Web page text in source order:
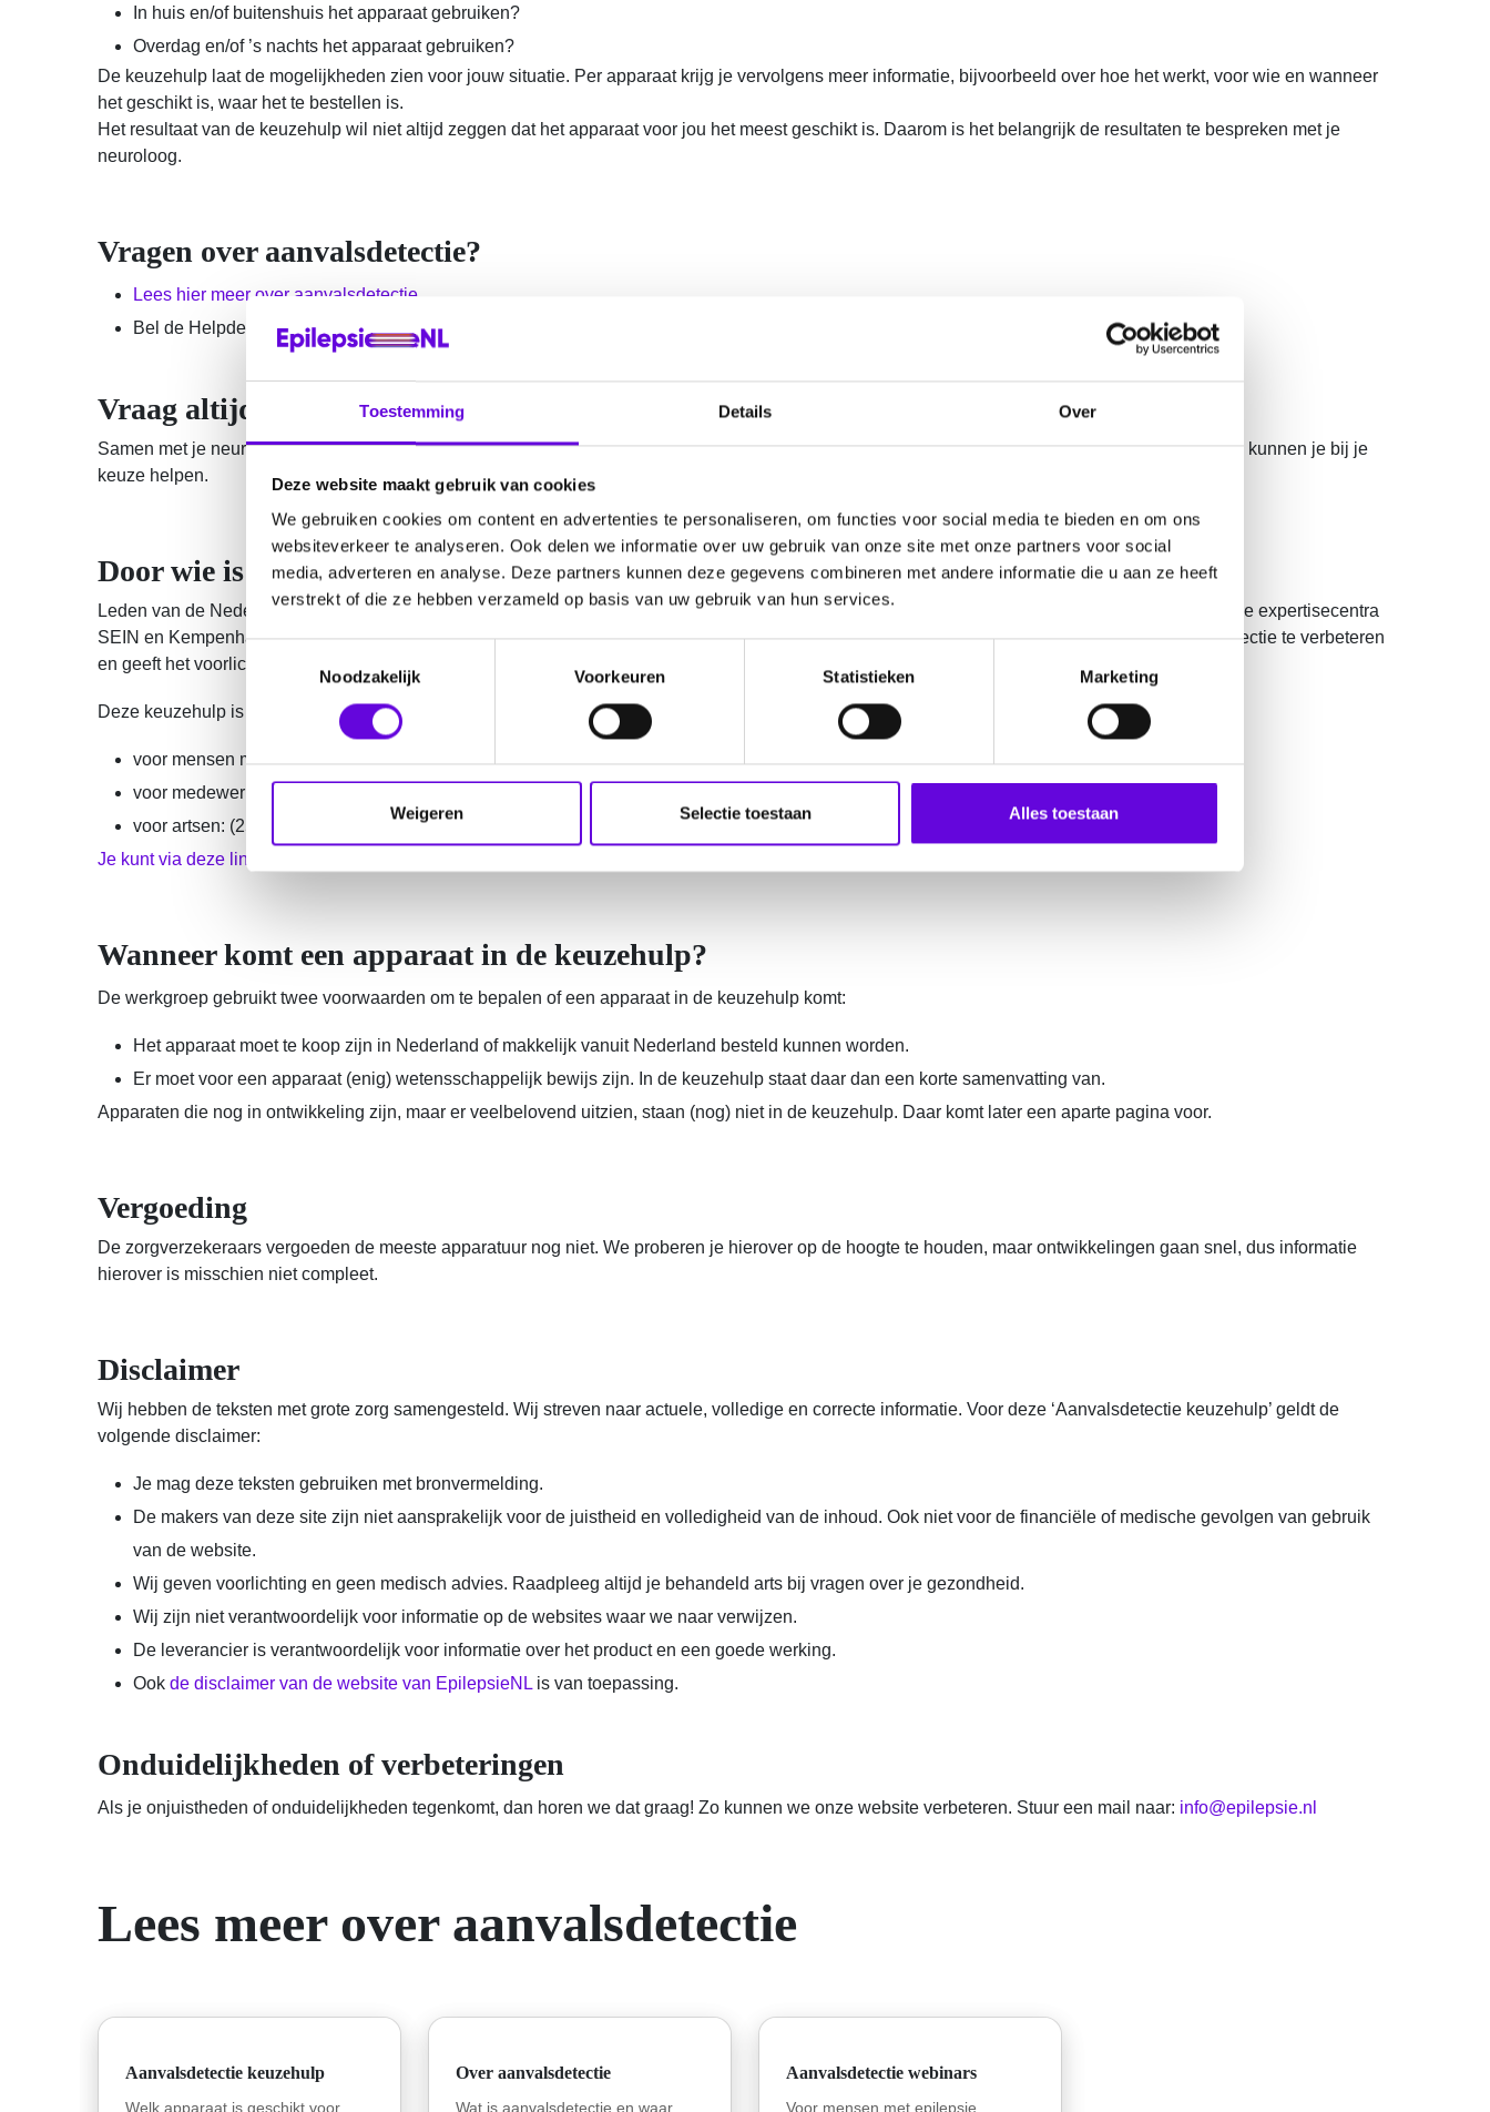
Toestemming Details Over
Deze website maakt gebruik van cookies
We gebruiken cookies om content en advertenties te personaliseren, om functies voor social media te bieden en om ons
websiteverkeer te analyseren. Ook delen we informatie over uw gebruik van onze site met onze partners voor social
media, adverteren en analyse. Deze partners kunnen deze gegevens combineren met andere informatie die u aan ze heeft
verstrekt of die ze hebben verzameld op basis van uw gebruik van hun services.
t
m
i
s
e
e
c
t
Noodzakelijk Voorkeuren Statistieken Marketing
Weigeren Selectie toestaan Alles toestaan
In huis en/of buitenshuis het apparaat gebruiken?
Overdag en/of ’s nachts het apparaat gebruiken?
De keuzehulp laat de mogelijkheden zien voor jouw situatie. Per apparaat krijg je vervolgens meer informatie, bijvoorbeeld over hoe het werkt, voor wie en wanneer
het geschikt is, waar het te bestellen is.
Het resultaat van de keuzehulp wil niet altijd zeggen dat het apparaat voor jou het meest geschikt is. Daarom is het belangrijk de resultaten te bespreken met je
neuroloog.
Vragen over aanvalsdetectie?
Lees hier meer over aanvalsdetectie.
Bel de Helpdesk aanvalsdetectie. Je vindt
Vraag altijd advies aan je neuroloog!
Samen met je neuroloog moet je bekijken of en welk apparaat bij jou geschikt is. De keuzehulp is hiervoor een hulpmiddel. Ookde epilepsiecentra kunnen je bij je
keuze helpen.
Door wie is de keuzehulp gemaakt?
Leden van de Nederlandse Vereniging voor Neurologie (NVN) hebben deze keuzehulp samen met EpilepsieNL gemaakt. Deze leden werken bij de expertisecentra
SEIN en Kempenhaeghe en het UMC Utrecht. Zij zitten in het Teleconsortium Epilepsie. Sinds 2010 doet dit consortium onderzoek om aanvalsdetectie te verbeteren
en geeft het voorlichting over de laatste ontwikkelingen in aanvalsdetectie. Het doel? De zorg voor mensen met epilepsie verbeteren.
Deze keuzehulp is gemaakt met een subsidie van (nummer: 04460162210008). Met deze subsidie is ook een aantal webinars gemaakt:
voor mensen met epilepsie: (22 maart 2022).
voor medewerkers van zorginstellingen (via het Leerhuis Epilepsie): (29 november 2023).
voor artsen: (25 april 2024).
Je kunt via deze link de webinars terugkijken.
Wanneer komt een apparaat in de keuzehulp?
De werkgroep gebruikt twee voorwaarden om te bepalen of een apparaat in de keuzehulp komt:
Het apparaat moet te koop zijn in Nederland of makkelijk vanuit Nederland besteld kunnen worden.
Er moet voor een apparaat (enig) wetensschappelijk bewijs zijn. In de keuzehulp staat daar dan een korte samenvatting van.
Apparaten die nog in ontwikkeling zijn, maar er veelbelovend uitzien, staan (nog) niet in de keuzehulp. Daar komt later een aparte pagina voor.
Vergoeding
De zorgverzekeraars vergoeden de meeste apparatuur nog niet. We proberen je hierover op de hoogte te houden, maar ontwikkelingen gaan snel, dus informatie
hierover is misschien niet compleet.
Disclaimer
Wij hebben de teksten met grote zorg samengesteld. Wij streven naar actuele, volledige en correcte informatie. Voor deze ‘Aanvalsdetectie keuzehulp’ geldt de
volgende disclaimer:
Je mag deze teksten gebruiken met bronvermelding.
De makers van deze site zijn niet aansprakelijk voor de juistheid en volledigheid van de inhoud. Ook niet voor de financiële of medische gevolgen van gebruik
van de website.
Wij geven voorlichting en geen medisch advies. Raadpleeg altijd je behandeld arts bij vragen over je gezondheid.
Wij zijn niet verantwoordelijk voor informatie op de websites waar we naar verwijzen.
De leverancier is verantwoordelijk voor informatie over het product en een goede werking.
Ook de disclaimer van de website van EpilepsieNL is van toepassing.
Onduidelijkheden of verbeteringen
Als je onjuistheden of onduidelijkheden tegenkomt, dan horen we dat graag! Zo kunnen we onze website verbeteren. Stuur een mail naar: info@epilepsie.nl
Lees meer over aanvalsdetectie
Aanvalsdetectie keuzehulp
Welk apparaat is geschikt voor
Over aanvalsdetectie
Wat is aanvalsdetectie en waar
Aanvalsdetectie webinars
Voor mensen met epilepsie,